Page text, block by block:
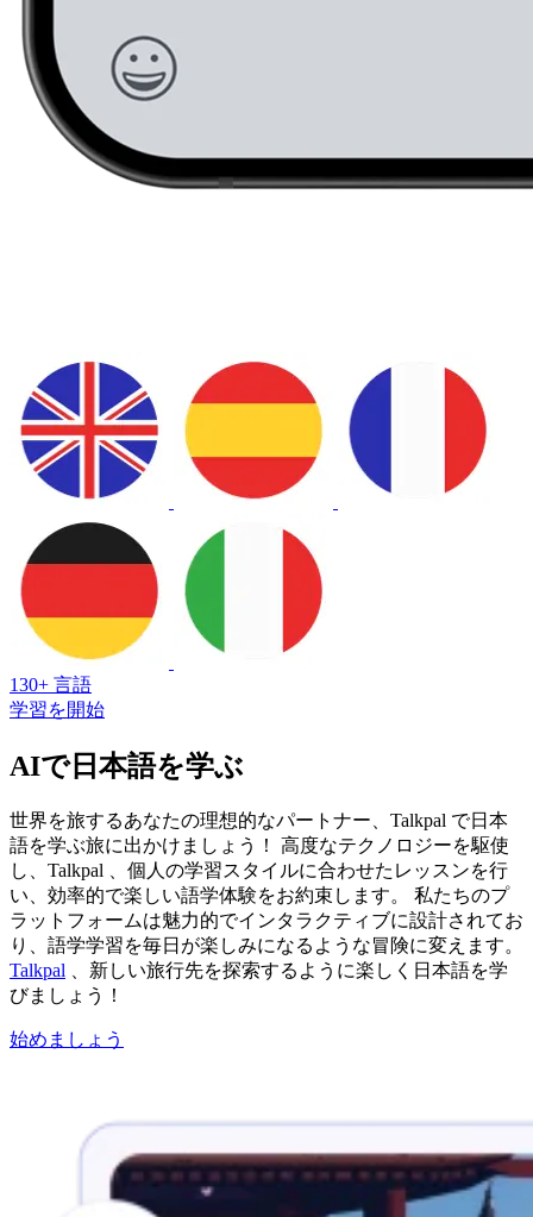
130+ 言語
学習を開始
AIで日本語を学ぶ
世界を旅するあなたの理想的なパートナー、Talkpal で日本
語を学ぶ旅に出かけましょう！ 高度なテクノロジーを駆使
し、Talkpal 、個人の学習スタイルに合わせたレッスンを行
い、効率的で楽しい語学体験をお約束します。 私たちのプ
ラットフォームは魅力的でインタラクティブに設計されてお
り、語学学習を毎日が楽しみになるような冒険に変えます。
Talkpal 、新しい旅行先を探索するように楽しく日本語を学
びましょう！
始めましょう